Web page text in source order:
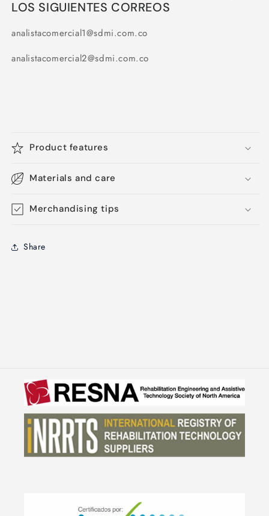
LOS SIGUIENTES CORREOS
analistacomercial1@sdmi.com.co
analistacomercial2@sdmi.com.co
Product features
Materials and care
Merchandising tips
Share